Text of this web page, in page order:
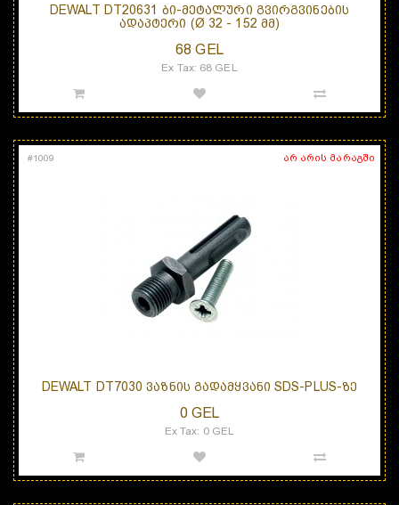
DEWALT DT20631 ᲑᲘ-ᲛᲔᲢᲐᲚᲣᲠᲘ ᲒᲕᲘᲠᲒᲕᲘᲜᲔᲑᲘᲡ
ᲐᲓᲐᲞᲢᲔᲠᲘ (Ø 32 - 152 ᲛᲛ)
68 GEL
Ex Tax: 68 GEL
არ არის მარაგში
#1009
DEWALT DT7030 ᲕᲐᲖᲜᲘᲡ ᲒᲐᲓᲐᲛᲧᲕᲐᲜᲘ SDS-PLUS-ᲖᲔ
0 GEL
Ex Tax: 0 GEL